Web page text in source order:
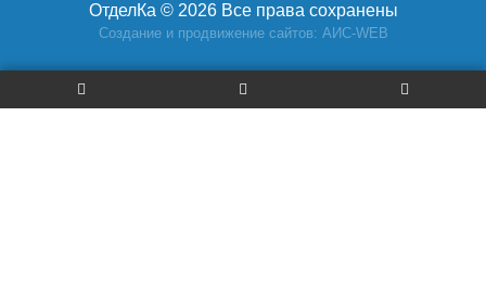
ОтделКа © 2026 Все права сохранены
Создание и продвижение сайтов: АИС-WEB